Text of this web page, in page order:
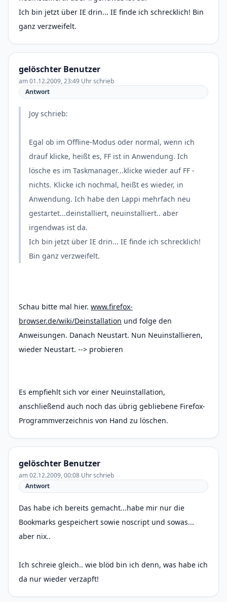
Ich bin jetzt über IE drin... IE finde ich schrecklich! Bin
ganz verzweifelt.
gelöschter Benutzer
am 01.12.2009, 23:49 Uhr schrieb
Antwort
Joy schrieb:
Egal ob im Offline-Modus oder normal, wenn ich
drauf klicke, heißt es, FF ist in Anwendung. Ich
lösche es im Taskmanager...klicke wieder auf FF -
nichts. Klicke ich nochmal, heißt es wieder, in
Anwendung. Ich habe den Lappi mehrfach neu
gestartet...deinstalliert, neuinstalliert.. aber
irgendwas ist da.
Ich bin jetzt über IE drin... IE finde ich schrecklich!
Bin ganz verzweifelt.
Schau bitte mal hier. www.firefox-
browser.de/wiki/Deinstallation und folge den
Anweisungen. Danach Neustart. Nun Neuinstallieren,
wieder Neustart. --> probieren
Es empfiehlt sich vor einer Neuinstallation,
anschließend auch noch das übrig gebliebene Firefox-
Programmverzeichnis von Hand zu löschen.
gelöschter Benutzer
am 02.12.2009, 00:08 Uhr schrieb
Antwort
Das habe ich bereits gemacht...habe mir nur die
Bookmarks gespeichert sowie noscript und sowas...
aber nix..
Ich schreie gleich.. wie blöd bin ich denn, was habe ich
da nur wieder verzapft!